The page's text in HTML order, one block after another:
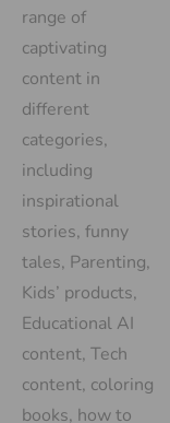
range of
captivating
content in
different
categories,
including
inspirational
stories, funny
tales, Parenting,
Kids’ products,
Educational AI
content, Tech
content, coloring
books, how to